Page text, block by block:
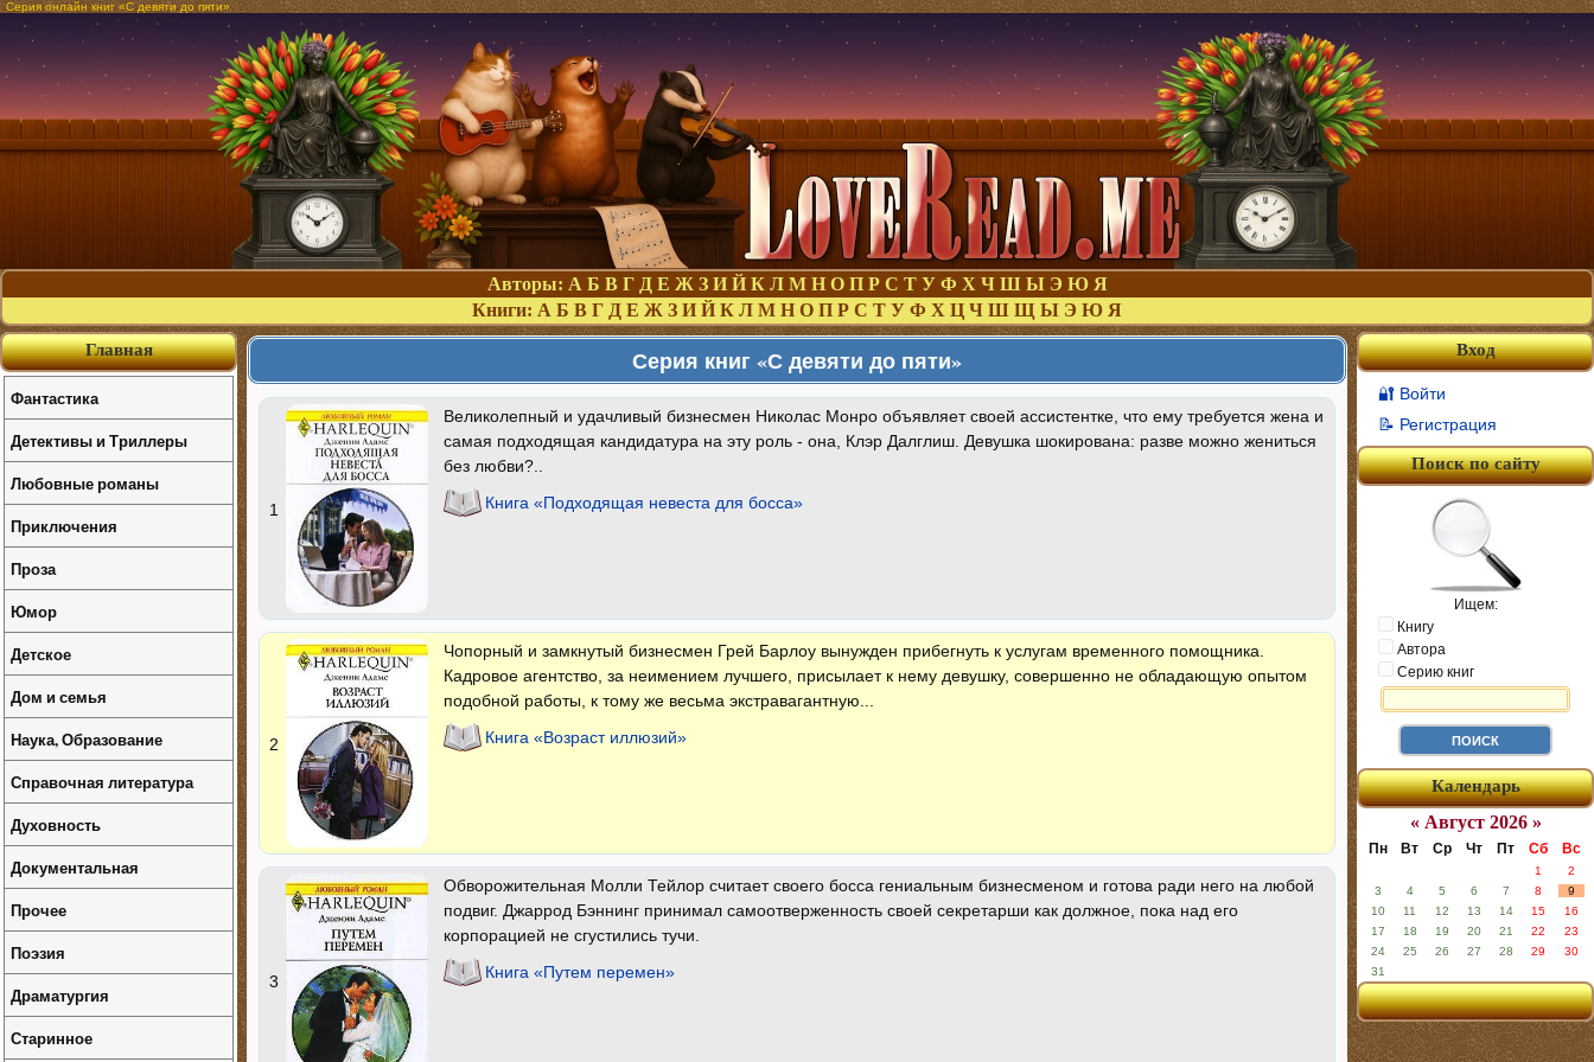
Серия онлайн книг «С девяти до пяти»
Авторы: А Б В Г Д Е Ж З И Й К Л М Н О П Р С Т У Ф Х Ч Ш Ы Э Ю Я
Книги: А Б В Г Д Е Ж З И Й К Л М Н О П Р С Т У Ф Х Ц Ч Ш Щ Ы Э Ю Я
Серия книг «С девяти до пяти»
1
Великолепный и удачливый бизнесмен Николас Монро объявляет своей ассистентке, что ему требуется жена и
самая подходящая кандидатура на эту роль - она, Клэр Далглиш. Девушка шокирована: разве можно жениться
без любви?..
Книга «Подходящая невеста для босса»
2
Чопорный и замкнутый бизнесмен Грей Барлоу вынужден прибегнуть к услугам временного помощника.
Кадровое агентство, за неимением лучшего, присылает к нему девушку, совершенно не обладающую опытом
подобной работы, к тому же весьма экстравагантную...
Книга «Возраст иллюзий»
3
Обворожительная Молли Тейлор считает своего босса гениальным бизнесменом и готова ради него на любой
подвиг. Джаррод Бэннинг принимал самоотверженность своей секретарши как должное, пока над его
корпорацией не сгустились тучи.
Книга «Путем перемен»
Вход
🔐 Войти
📝 Регистрация
Поиск по сайту
Ищем:
Книгу
Автора
Серию книг
Календарь
« Август 2026 »
Пн Вт Ср Чт Пт Сб Вс
1
2
3
4 5 6 7 8
9
10
11 12 13 14 15
16
17
18 19 20 21 22
23
24
25 26 27 28 29
30
31
Главная
Фантастика
Детективы и Триллеры
Любовные романы
Приключения
Проза
Юмор
Детское
Дом и семья
Наука, Образование
Справочная литература
Духовность
Документальная
Прочее
Поэзия
Драматургия
Старинное